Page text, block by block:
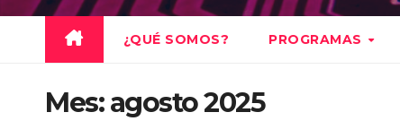
¿QUÉ SOMOS? PROGRAMAS
Mes:agosto 2025